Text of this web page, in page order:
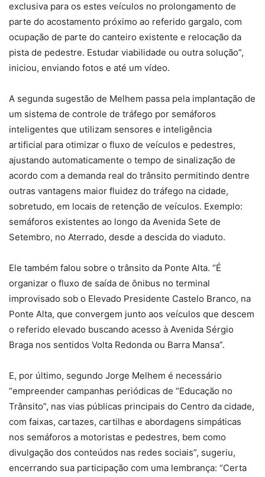
exclusiva para os estes veículos no prolongamento de
parte do acostamento próximo ao referido gargalo, com
ocupação de parte do canteiro existente e relocação da
pista de pedestre. Estudar viabilidade ou outra solução”,
iniciou, enviando fotos e até um vídeo.
A segunda sugestão de Melhem passa pela implantação de
um sistema de controle de tráfego por semáforos
inteligentes que utilizam sensores e inteligência
artificial para otimizar o fluxo de veículos e pedestres,
ajustando automaticamente o tempo de sinalização de
acordo com a demanda real do trânsito permitindo dentre
outras vantagens maior fluidez do tráfego na cidade,
sobretudo, em locais de retenção de veículos. Exemplo:
semáforos existentes ao longo da Avenida Sete de
Setembro, no Aterrado, desde a descida do viaduto.
Ele também falou sobre o trânsito da Ponte Alta. “É
organizar o fluxo de saída de ônibus no terminal
improvisado sob o Elevado Presidente Castelo Branco, na
Ponte Alta, que convergem junto aos veículos que descem
o referido elevado buscando acesso à Avenida Sérgio
Braga nos sentidos Volta Redonda ou Barra Mansa”.
E, por último, segundo Jorge Melhem é necessário
“empreender campanhas periódicas de “Educação no
Trânsito”, nas vias públicas principais do Centro da cidade,
com faixas, cartazes, cartilhas e abordagens simpáticas
nos semáforos a motoristas e pedestres, bem como
divulgação dos conteúdos nas redes sociais”, sugeriu,
encerrando sua participação com uma lembrança: “Certa